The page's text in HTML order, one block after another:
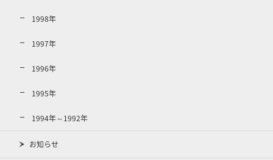
1998年
1997年
1996年
1995年
1994年～1992年
お知らせ